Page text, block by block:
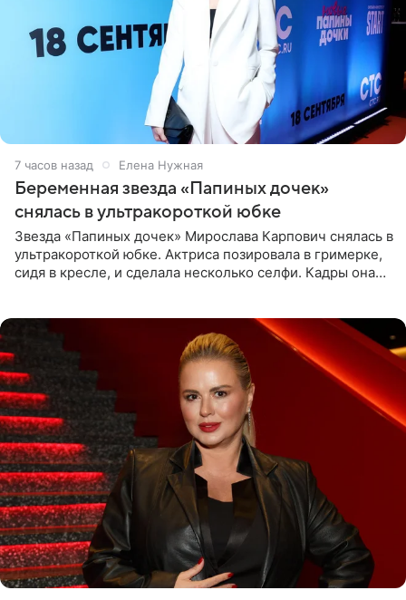
7 часов назад Елена Нужная
Беременная звезда «Папиных дочек»
снялась в ультракороткой юбке
Звезда «Папиных дочек» Мирослава Карпович снялась в
ультракороткой юбке. Актриса позировала в гримерке,
сидя в кресле, и сделала несколько селфи. Кадры она